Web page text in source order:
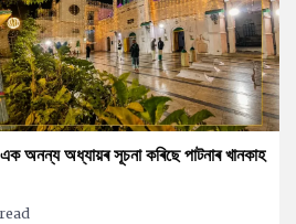
অনন্য অধ্যায়ৰ সূচনা কৰিছে পাটনাৰ খানকাহ